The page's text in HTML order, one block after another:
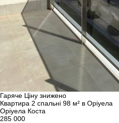
Гаряче Ціну знижено
Квартира 2 спальні 98 м² в Оріуела
Оріуела Коста
285 000